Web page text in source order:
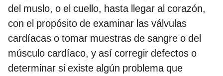
del muslo, o el cuello, hasta llegar al corazón,
con el propósito de examinar las válvulas
cardíacas o tomar muestras de sangre o del
músculo cardíaco, y así corregir defectos o
determinar si existe algún problema que